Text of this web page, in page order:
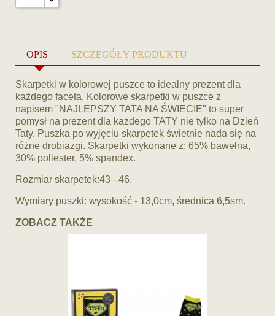
OPIS SZCZEGÓŁY PRODUKTU
Skarpetki w kolorowej puszce to idealny prezent dla
każdego faceta. Kolorowe skarpetki w puszce z
napisem "NAJLEPSZY TATA NA ŚWIECIE" to super
pomysł na prezent dla każdego TATY nie tylko na Dzień
Taty. Puszka po wyjęciu skarpetek świetnie nada się na
różne drobiazgi. Skarpetki wykonane z: 65% bawełna,
30% poliester, 5% spandex.
Rozmiar skarpetek:43 - 46.
Wymiary puszki: wysokość - 13,0cm, średnica 6,5sm.
ZOBACZ TAKŻE